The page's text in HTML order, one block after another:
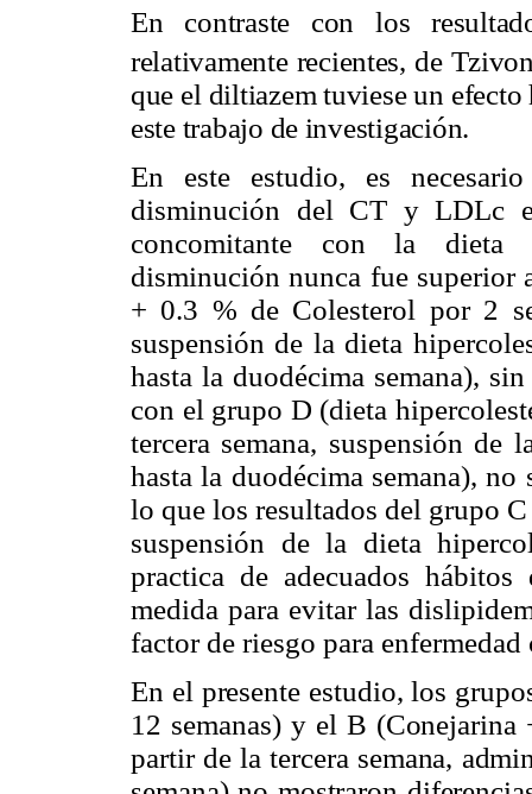
En contraste con los
relativamente recientes, de
que el diltiazem tuviese un
este trabajo de investigación.
En este estudio, es
disminución del CT y LDLc
concomitante con la dieta
disminución nunca fue superior
+ 0.3 % de Colesterol por 2
suspensión de la dieta
hasta la duodécima semana),
con el grupo D (dieta
tercera semana, suspensión de
hasta la duodécima semana),
lo que los resultados del grupo
suspensión de la dieta
practica de adecuados
medida para evitar las
factor de riesgo para
En el presente estudio, los
12 semanas) y el B
partir de la tercera semana,